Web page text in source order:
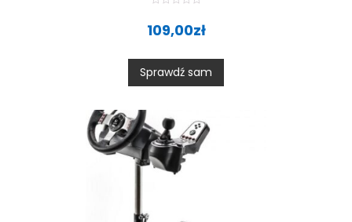
0
o
u
t
109,00zł
Sprawdź sam